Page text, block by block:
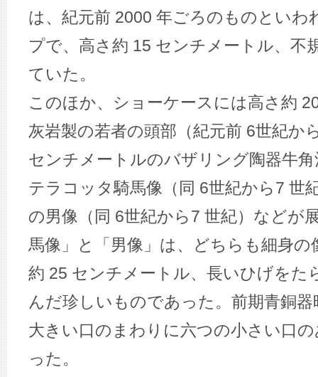
は、紀元前 2000 年ごろのものといわ
プで、高さ約 15 センチメートル、不
ていた。
このほか、ショーケースには高さ約
灰岩製の若者の頭部（紀元前 6世紀か
センチメートルのバザリング陶器牛
テラコッタ騎馬像（同 6世紀から7 世
の男像（同 6世紀から7 世紀）などが
馬像」と「男像」は、どちらも細身の
約 25 センチメートル、長いひげをた
んだ珍しいものであった。前期青銅
大きい口のまわりに六つの小さい口
った。